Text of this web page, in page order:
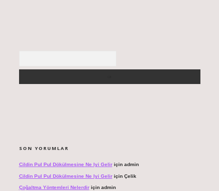
SON YORUMLAR
Cildin Pul Pul Dökülmesine Ne Iyi Geliriçin admin
Cildin Pul Pul Dökülmesine Ne Iyi Geliriçin Çelik
Çoğaltma Yöntemleri Nelerdiriçin admin